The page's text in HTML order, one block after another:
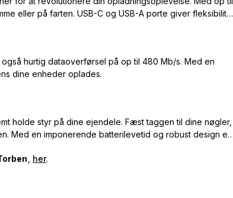
eller på farten. USB-C og USB-A porte giver fleksibilitet
hurtig dataoverførsel på op til 480 Mb/s. Med en
dine enheder oplades.
holde styr på dine ejendele. Fæst taggen til dine nøgler,
Med en imponerende batterilevetid og robust design er
her.